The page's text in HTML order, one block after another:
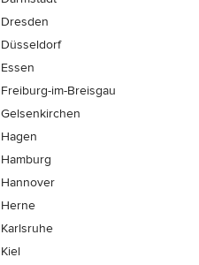
Dresden
Düsseldorf
Essen
Freiburg-im-Breisgau
Gelsenkirchen
Hagen
Hamburg
Hannover
Herne
Karlsruhe
Kiel